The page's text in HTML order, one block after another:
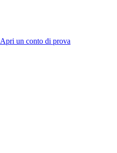
Apri un conto di prova